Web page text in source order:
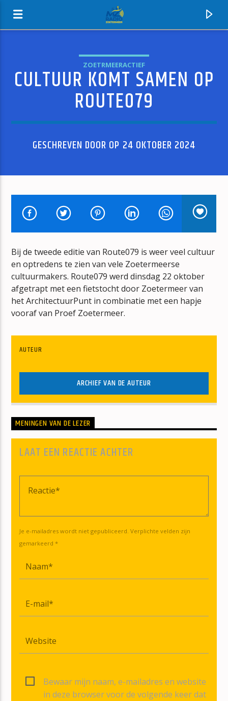
MZ-RADIO
HUIDIG NUMMER
MEDIAZOETERMEER-RADIO
MZ-RADIO
ZOETRMEERACTIEF
CULTUUR KOMT SAMEN OP
ROUTE079
GESCHREVEN DOOR OP 24 OKTOBER 2024
Bij de tweede editie van Route079 is weer veel cultuur
en optredens te zien van vele Zoetermeerse
cultuurmakers. Route079 werd dinsdag 22 oktober
afgetrapt met een fietstocht door Zoetermeer van
het ArchitectuurPunt in combinatie met een hapje
vooraf van Proef Zoetermeer.
AUTEUR
ARCHIEF VAN DE AUTEUR
MENINGEN VAN DE LEZER
LAAT EEN REACTIE ACHTER
Je e-mailadres wordt niet gepubliceerd. Verplichte velden zijn
gemarkeerd *
Bewaar mijn naam, e-mailadres en website
in deze browser voor de volgende keer dat